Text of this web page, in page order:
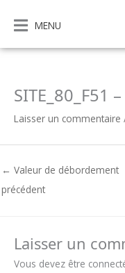
contenu
MENU
SITE_80_F51
Laisser un commentaire
← Valeur de débordement
précédent
Laisser un
Vous devez être